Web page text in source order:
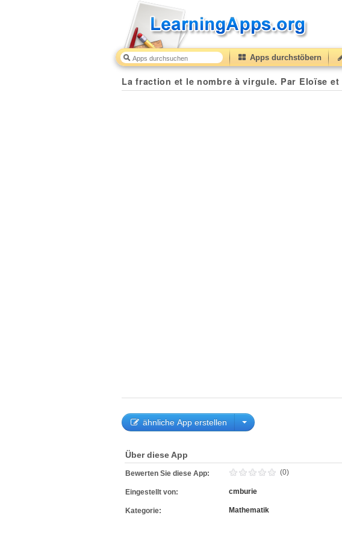
Apps durchstöbern
La fraction et le nombre à virgule. Par Eloïse et
ähnliche App erstellen
Über diese App
Bewerten Sie diese App: (0)
Eingestellt von: cmburie
Kategorie: Mathematik